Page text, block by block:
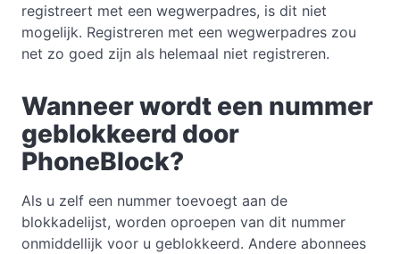
registreert met een wegwerpadres, is dit niet
mogelijk. Registreren met een wegwerpadres zou
net zo goed zijn als helemaal niet registreren.
Wanneer wordt een nummer
geblokkeerd door
PhoneBlock?
Als u zelf een nummer toevoegt aan de
blokkadelijst, worden oproepen van dit nummer
onmiddellijk voor u geblokkeerd. Andere abonnees